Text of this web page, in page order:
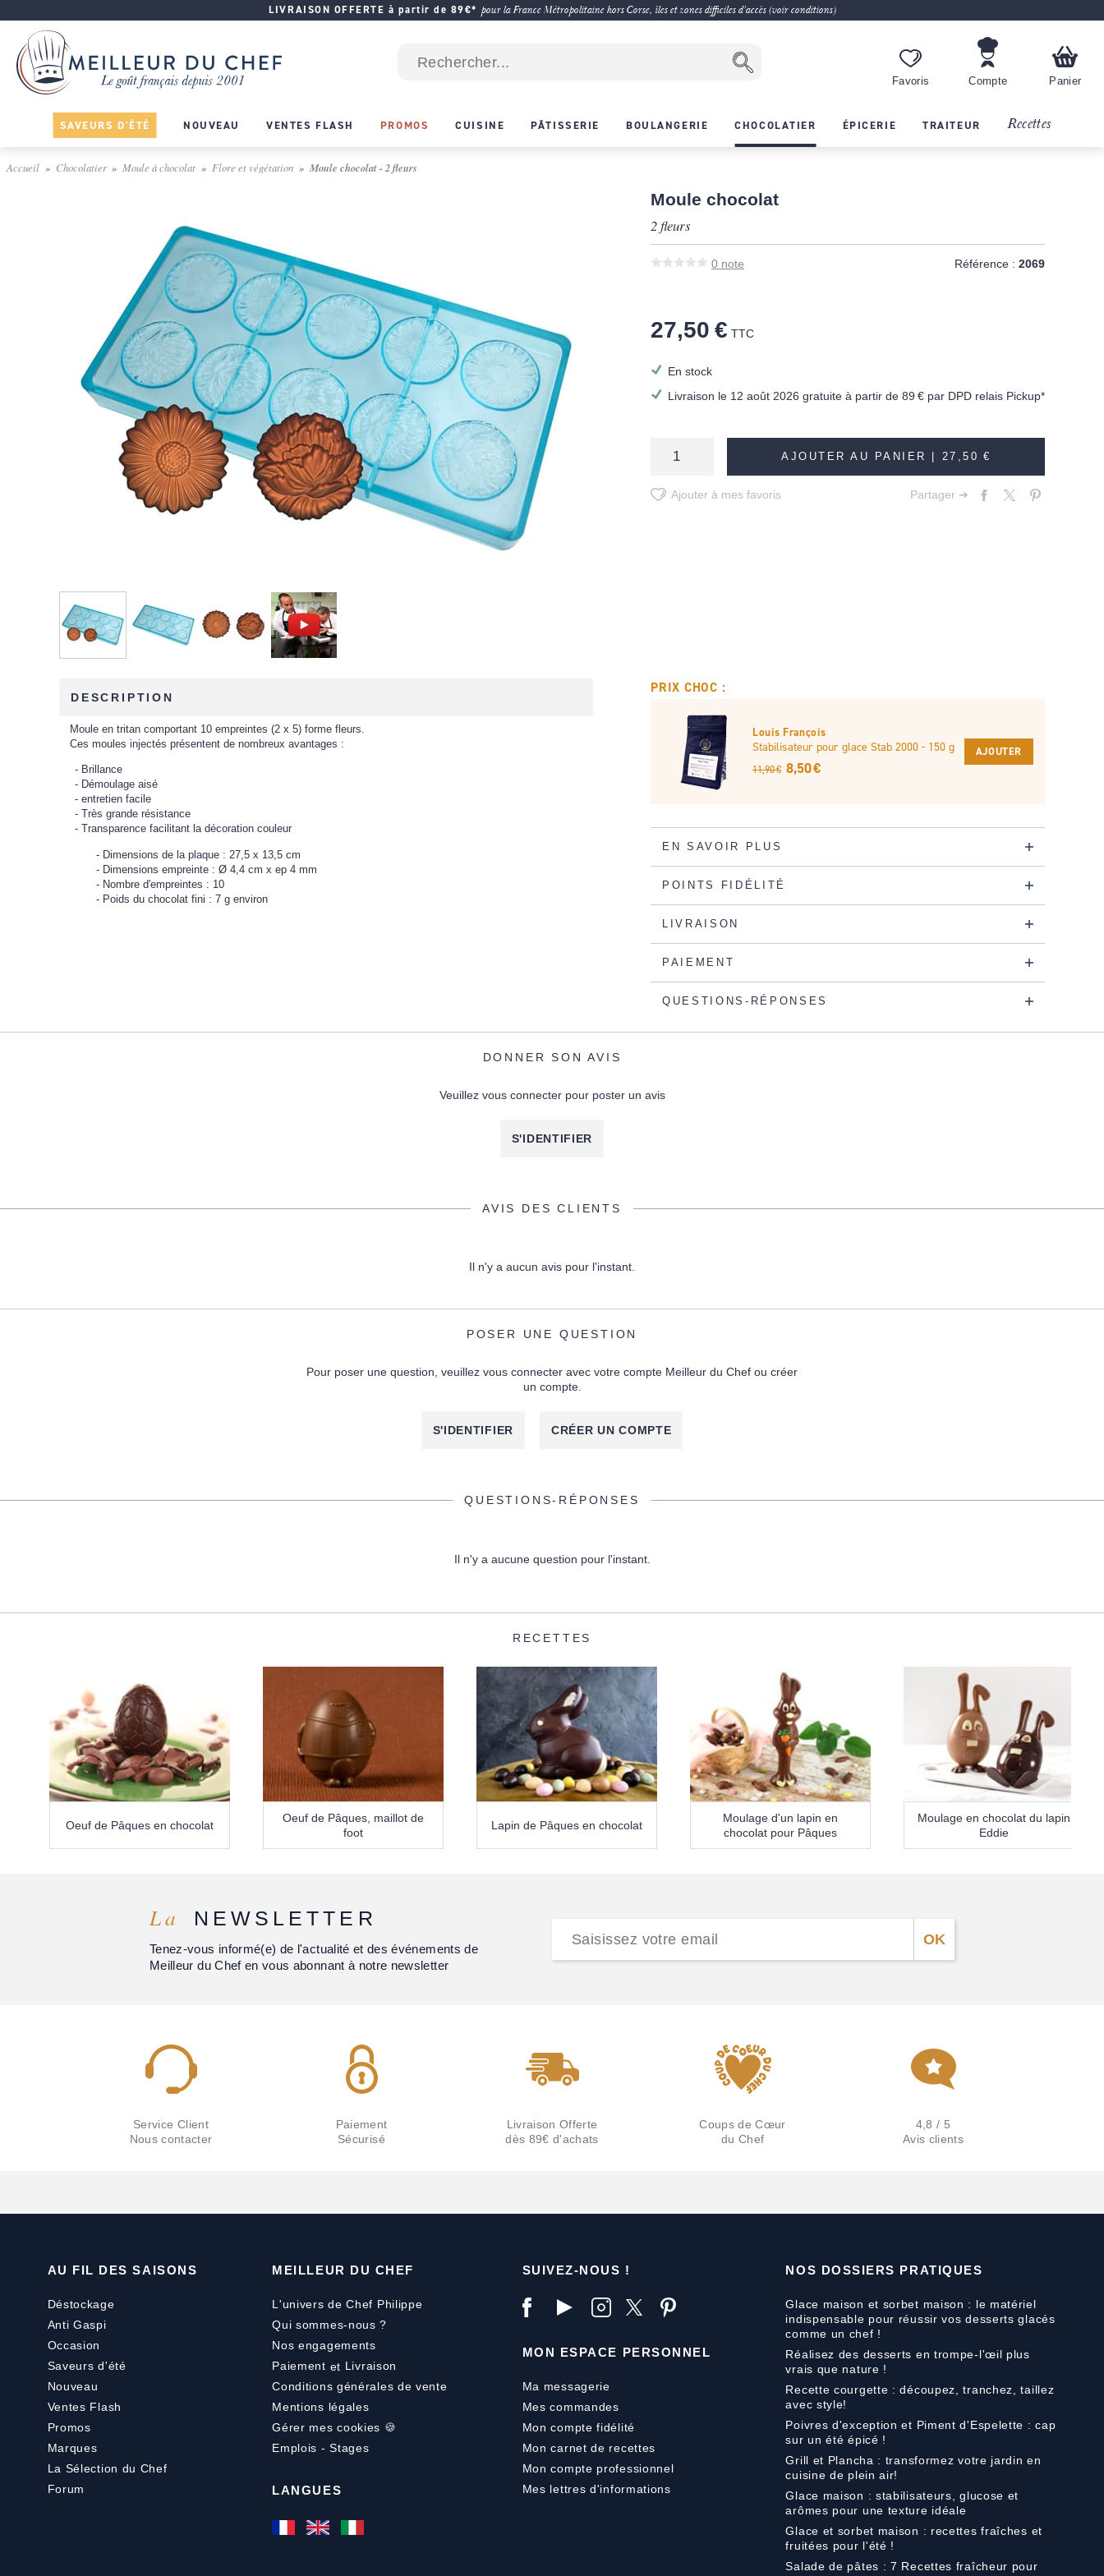
LIVRAISON OFFERTE à partir de 89€* pour la France Métropolitaine hors Corse, îles et zones difficiles d'accès (voir conditions)
Favoris Compte Panier
SAVEURS D'ÉTÉ NOUVEAU VENTES FLASH PROMOS CUISINE PÂTISSERIE BOULANGERIE CHOCOLATIER ÉPICERIE TRAITEUR Recettes
Accueil Chocolatier Moule à chocolat Flore et végétation Moule chocolat - 2 fleurs
Moule chocolat
2 fleurs
0 note Référence : 2069
27,50 € TTC
En stock
Livraison le 12 août 2026 gratuite à partir de 89 € par DPD relais Pickup*
AJOUTER AU PANIER | 27,50 €
Ajouter à mes favoris Partager ➔
DESCRIPTION
Moule en tritan comportant 10 empreintes (2 x 5) forme fleurs.
Ces moules injectés présentent de nombreux avantages :
Brillance
Démoulage aisé
entretien facile
Très grande résistance
Transparence facilitant la décoration couleur
Dimensions de la plaque : 27,5 x 13,5 cm
Dimensions empreinte : Ø 4,4 cm x ep 4 mm
Nombre d'empreintes : 10
Poids du chocolat fini : 7 g environ
PRIX CHOC :
Louis François
Stabilisateur pour glace Stab 2000 - 150 g
11,90 € 8,50 €
AJOUTER
EN SAVOIR PLUS
POINTS FIDÉLITÉ
LIVRAISON
PAIEMENT
QUESTIONS-RÉPONSES
DONNER SON AVIS
Veuillez vous connecter pour poster un avis
S'IDENTIFIER
AVIS DES CLIENTS
Il n'y a aucun avis pour l'instant.
POSER UNE QUESTION
Pour poser une question, veuillez vous connecter avec votre compte Meilleur du Chef ou créer
un compte.
S'IDENTIFIER CRÉER UN COMPTE
QUESTIONS-RÉPONSES
Il n'y a aucune question pour l'instant.
RECETTES
Oeuf de Pâques en chocolat
Oeuf de Pâques, maillot de
foot
Lapin de Pâques en chocolat
Moulage d'un lapin en
chocolat pour Pâques
Moulage en chocolat du lapin
Eddie
La NEWSLETTER
Tenez-vous informé(e) de l'actualité et des événements de
Meilleur du Chef en vous abonnant à notre newsletter
Service Client
Nous contacter
Paiement
Sécurisé
Livraison Offerte
dès 89€ d'achats
Coups de Cœur
du Chef
4,8 / 5
Avis clients
AU FIL DES SAISONS
Déstockage
Anti Gaspi
Occasion
Saveurs d'été
Nouveau
Ventes Flash
Promos
Marques
La Sélection du Chef
Forum
MEILLEUR DU CHEF
L'univers de Chef Philippe
Qui sommes-nous ?
Nos engagements
Paiement et Livraison
Conditions générales de vente
Mentions légales
Gérer mes cookies 🍪
Emplois - Stages
LANGUES
SUIVEZ-NOUS !
MON ESPACE PERSONNEL
Ma messagerie
Mes commandes
Mon compte fidélité
Mon carnet de recettes
Mon compte professionnel
Mes lettres d'informations
NOS DOSSIERS PRATIQUES
Glace maison et sorbet maison : le matériel
indispensable pour réussir vos desserts glacés
comme un chef !
Réalisez des desserts en trompe-l'œil plus
vrais que nature !
Recette courgette : découpez, tranchez, taillez
avec style!
Poivres d'exception et Piment d'Espelette : cap
sur un été épicé !
Grill et Plancha : transformez votre jardin en
cuisine de plein air!
Glace maison : stabilisateurs, glucose et
arômes pour une texture idéale
Glace et sorbet maison : recettes fraîches et
fruitées pour l'été !
Salade de pâtes : 7 Recettes fraîcheur pour